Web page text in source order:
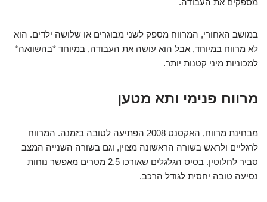
במושב האחורי, המרווח מספק לשני מבוגרים או שלושה ילדים. הוא
לא מרווח במיוחד, אבל הוא עושה את העבודה, במיוחד *בהשוואה*
למכוניות מיני קטנות יותר.
מרווח פנימי ותא מטען
מבחינת מרווח, האקסנט 2008 הפתיעה לטובה בזמנה. המרווח
לרגליים ולראש בשורה הראשונה מצוין, וגם בשורה השנייה המצב
סביר לחלוטין. בסיס הגלגלים שאורכו 2.5 מטרים מאפשר נוחות
נסיעה טובה יחסית לגודל הרכב.